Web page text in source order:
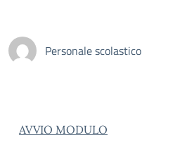
Personale scolastico
AVVIO MODULO